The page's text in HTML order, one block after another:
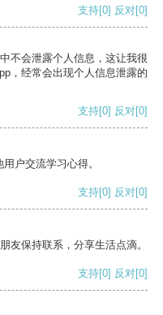
支持[0] 反对[0]
不会泄露个人信息，这让我很
，经常会出现个人信息泄露的
支持[0] 反对[0]
户交流学习心得。
支持[0] 反对[0]
友保持联系，分享生活点滴。
支持[0] 反对[0]